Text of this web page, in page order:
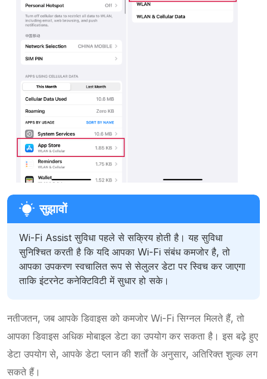
Wi-Fi Assist सुविधा पहले से सक्रिय होती है। यह सुविधा
सुनिश्चित करती है कि यदि आपका Wi-Fi संबंध कमजोर है, तो
आपका उपकरण स्वचालित रूप से सेलुलर डेटा पर स्विच कर जाएगा
ताकि इंटरनेट कनेक्टिविटी में सुधार हो सके।
नतीजतन, जब आपके डिवाइस को कमजोर Wi-Fi सिग्नल मिलते हैं, तो
आपका डिवाइस अधिक मोबाइल डेटा का उपयोग कर सकता है। इस बढ़े हुए
डेटा उपयोग से, आपके डेटा प्लान की शर्तों के अनुसार, अतिरिक्त शुल्क लग
सकते हैं।